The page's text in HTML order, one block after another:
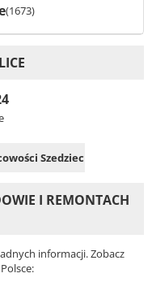
(1673)
Szedziec
I REMONTACH
informacji. Zobacz